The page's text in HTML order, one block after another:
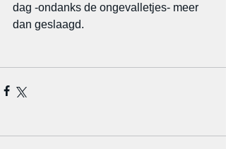
dag -ondanks de ongevalletjes- meer
dan geslaagd.